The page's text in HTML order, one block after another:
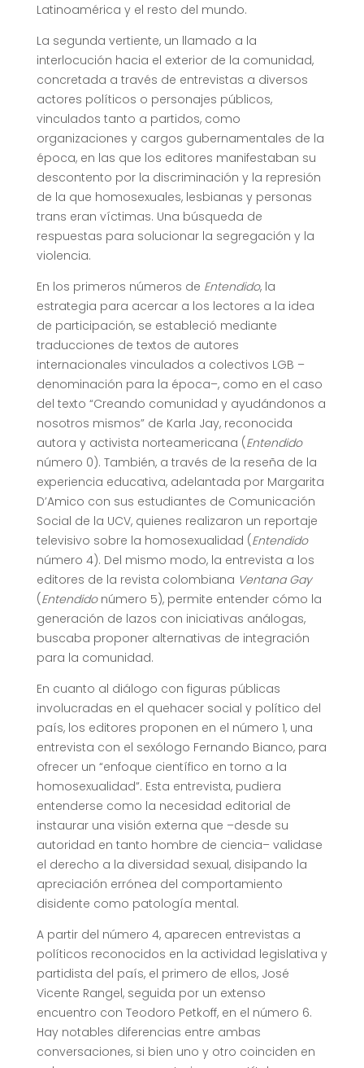
Latinoamérica y el resto del mundo.
La segunda vertiente, un llamado a la
interlocución hacia el exterior de la comunidad,
concretada a través de entrevistas a diversos
actores políticos o personajes públicos,
vinculados tanto a partidos, como
organizaciones y cargos gubernamentales de la
época, en las que los editores manifestaban su
descontento por la discriminación y la represión
de la que homosexuales, lesbianas y personas
trans eran víctimas. Una búsqueda de
respuestas para solucionar la segregación y la
violencia.
En los primeros números de Entendido, la
estrategia para acercar a los lectores a la idea
de participación, se estableció mediante
traducciones de textos de autores
internacionales vinculados a colectivos LGB –
denominación para la época–, como en el caso
del texto “Creando comunidad y ayudándonos a
nosotros mismos” de Karla Jay, reconocida
autora y activista norteamericana (Entendido
número 0). También, a través de la reseña de la
experiencia educativa, adelantada por Margarita
D’Amico con sus estudiantes de Comunicación
Social de la UCV, quienes realizaron un reportaje
televisivo sobre la homosexualidad (Entendido
número 4). Del mismo modo, la entrevista a los
editores de la revista colombiana Ventana Gay
(Entendidonúmero 5), permite entender cómo la
generación de lazos con iniciativas análogas,
buscaba proponer alternativas de integración
para la comunidad.
En cuanto al diálogo con figuras públicas
involucradas en el quehacer social y político del
país, los editores proponen en el número 1, una
entrevista con el sexólogo Fernando Bianco, para
ofrecer un “enfoque científico en torno a la
homosexualidad”. Esta entrevista, pudiera
entenderse como la necesidad editorial de
instaurar una visión externa que –desde su
autoridad en tanto hombre de ciencia– validase
el derecho a la diversidad sexual, disipando la
apreciación errónea del comportamiento
disidente como patología mental.
A partir del número 4, aparecen entrevistas a
políticos reconocidos en la actividad legislativa y
partidista del país, el primero de ellos, José
Vicente Rangel, seguida por un extenso
encuentro con Teodoro Petkoff, en el número 6.
Hay notables diferencias entre ambas
conversaciones, si bien uno y otro coinciden en